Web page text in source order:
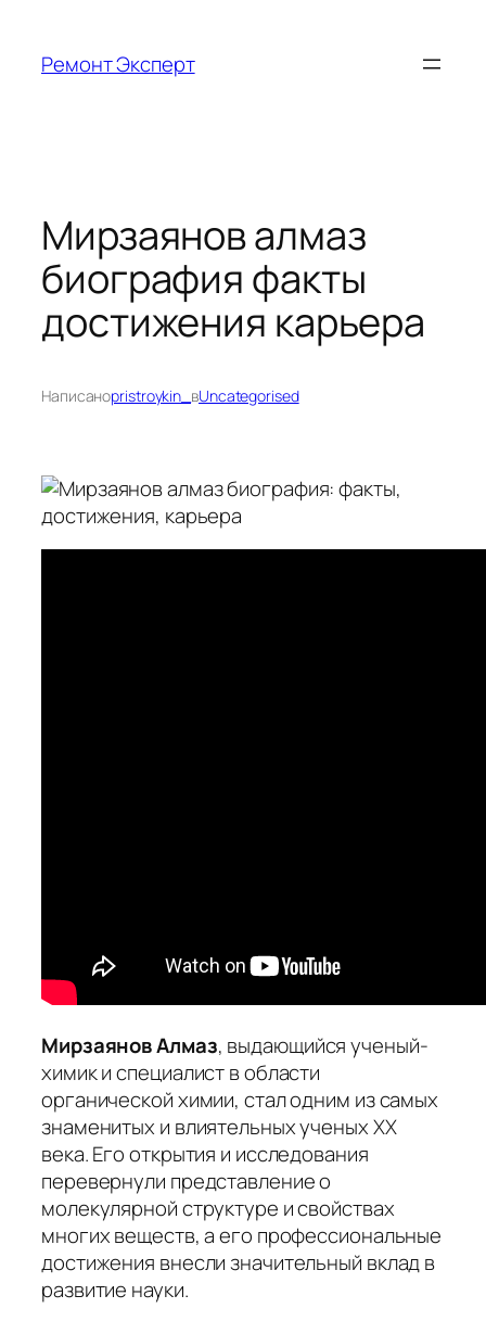
содержимому
Ремонт Эксперт
Мирзаянов алмаз
биография факты
достижения карьера
Написаноpristroykin_ вUncategorised
Мирзаянов Алмаз, выдающийся ученый-
химик и специалист в области
органической химии, стал одним из самых
знаменитых и влиятельных ученых ХХ
века. Его открытия и исследования
перевернули представление о
молекулярной структуре и свойствах
многих веществ, а его профессиональные
достижения внесли значительный вклад в
развитие науки.